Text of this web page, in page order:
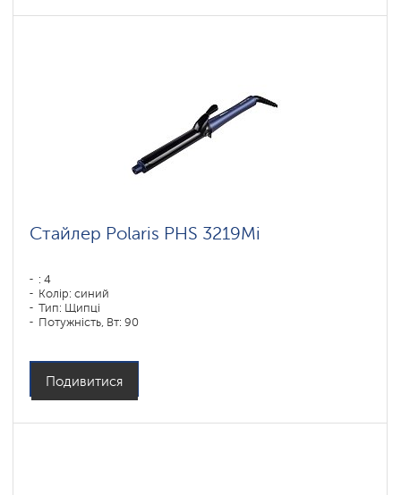
Стайлер Polaris PHS 3219Mi
: 4
Колір: синий
Тип: Щипці
Потужність, Вт: 90
Подивитися